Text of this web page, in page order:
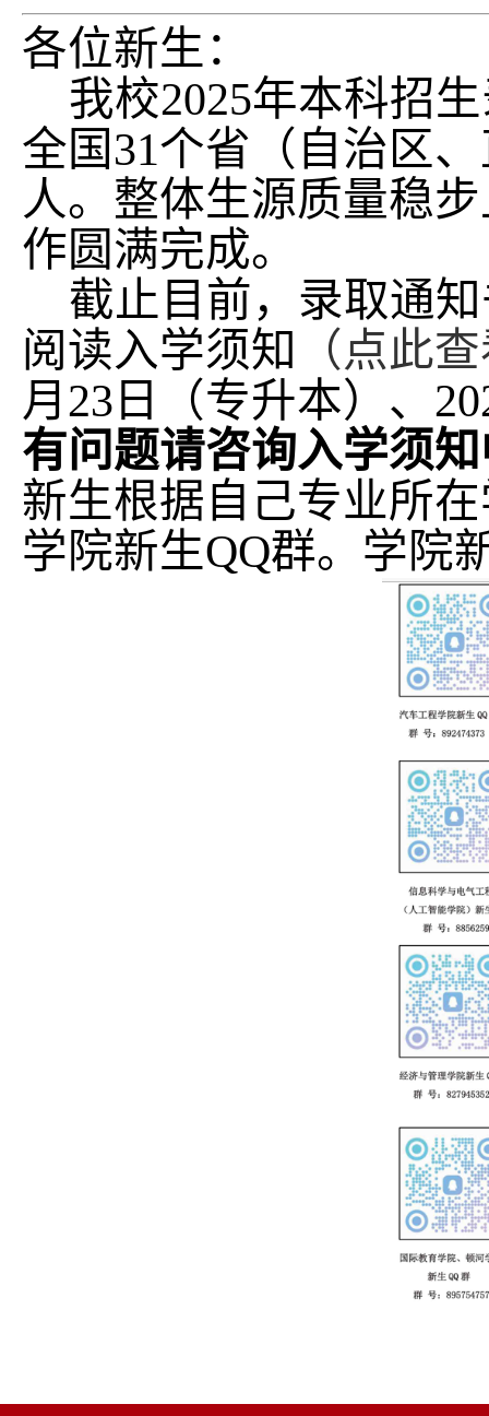
各位新生：
我校2025年本科招
全国31个省（自治区
人。 整体生源质量稳
作圆满完成。
截止目前，录取通
阅读入学须知
（点此
月23日（专升本）、
有问题请咨询入学须
新生根据自己专业所
学院新生QQ群。学院